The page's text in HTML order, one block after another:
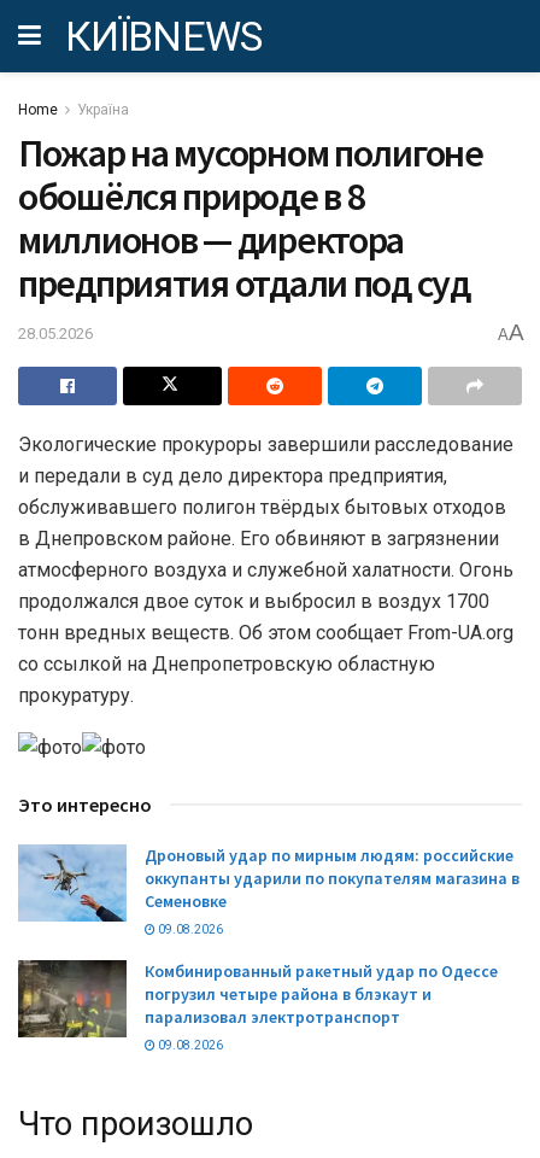
КИЇВNEWS
Home Україна
Пожар на мусорном полигоне
обошёлся природе в 8
миллионов — директора
предприятия отдали под суд
28.05.2026 AA
Экологические прокуроры завершили расследование
и передали в суд дело директора предприятия,
обслуживавшего полигон твёрдых бытовых отходов
в Днепровском районе. Его обвиняют в загрязнении
атмосферного воздуха и служебной халатности. Огонь
продолжался двое суток и выбросил в воздух 1700
тонн вредных веществ. Об этом сообщает From-UA.org
со ссылкой на Днепропетровскую областную
прокуратуру.
Это интересно
Дроновый удар по мирным людям: российские
оккупанты ударили по покупателям магазина в
Семеновке
09.08.2026
Комбинированный ракетный удар по Одессе
погрузил четыре района в блэкаут и
парализовал электротранспорт
09.08.2026
Что произошло